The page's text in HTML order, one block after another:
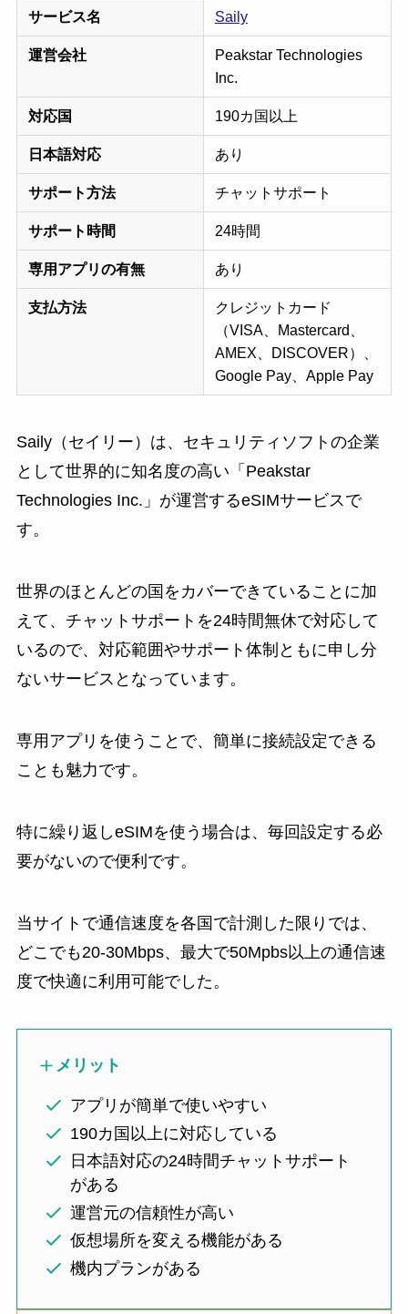
サービス名 Saily
運営会社
Peakstar Technologies
Inc.
対応国 190カ国以上
日本語対応 あり
サポート方法 チャットサポート
サポート時間 24時間
専用アプリの有無 あり
支払方法
クレジットカード
（VISA、Mastercard、
AMEX、DISCOVER）、
Google Pay、Apple Pay
Saily（セイリー）は、セキュリティソフトの企業
として世界的に知名度の高い「Peakstar
Technologies Inc.」が運営するeSIMサービスで
す。
世界のほとんどの国をカバーできていることに加
えて、チャットサポートを24時間無休で対応して
いるので、対応範囲やサポート体制ともに申し分
ないサービスとなっています。
専用アプリを使うことで、簡単に接続設定できる
ことも魅力です。
特に繰り返しeSIMを使う場合は、毎回設定する必
要がないので便利です。
当サイトで通信速度を各国で計測した限りでは、
どこでも20-30Mbps、最大で50Mpbs以上の通信速
度で快適に利用可能でした。
メリット
アプリが簡単で使いやすい
190カ国以上に対応している
日本語対応の24時間チャットサポート
がある
運営元の信頼性が高い
仮想場所を変える機能がある
機内プランがある